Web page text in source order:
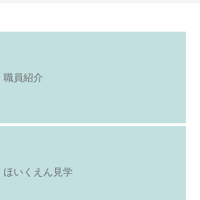
職員紹介
ほいくえん見学